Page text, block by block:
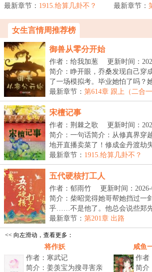
成金丹渡劫失败的宋檀回
最新章节： 1915.给算几卦不？
肉，
最新章节：
女生言情周推荐榜
御兽从零分开始
作者：给我加葱
更新时间：
简介：睁开眼，乔桑发现自己穿
了一场模拟考。毕业她怕了吗
么...
最新章节： 第614章 跟上（二合一
宋檀记事
作者：荆棘之歌
更新时间：
简介：一句话简介：从修真界穿
地开直播卖菜了！修成金丹渡劫
发...
最新章节： 1915.给算几卦不？
五代硬核打工人
作者：郁雨竹
更新时间：
简介：柴昭觉得她哥帮她挡过一
乎……不是他了。他总会说些郑
起...
最新章节： 第201章 出路
<< 向左滑动，查看更多：
将作妖
作者：寒武记
简介：姜羡宝为搜寻害亲
咸鱼
作者
简介